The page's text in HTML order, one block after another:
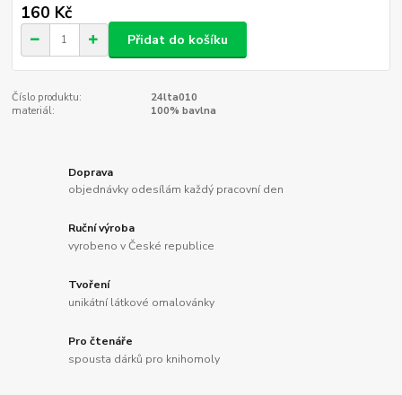
160 Kč
Přidat do košíku
Číslo produktu:
24lta010
materiál:
100% bavlna
Doprava
objednávky odesílám každý pracovní den
Ruční výroba
vyrobeno v České republice
Tvoření
unikátní látkové omalovánky
Pro čtenáře
spousta dárků pro knihomoly